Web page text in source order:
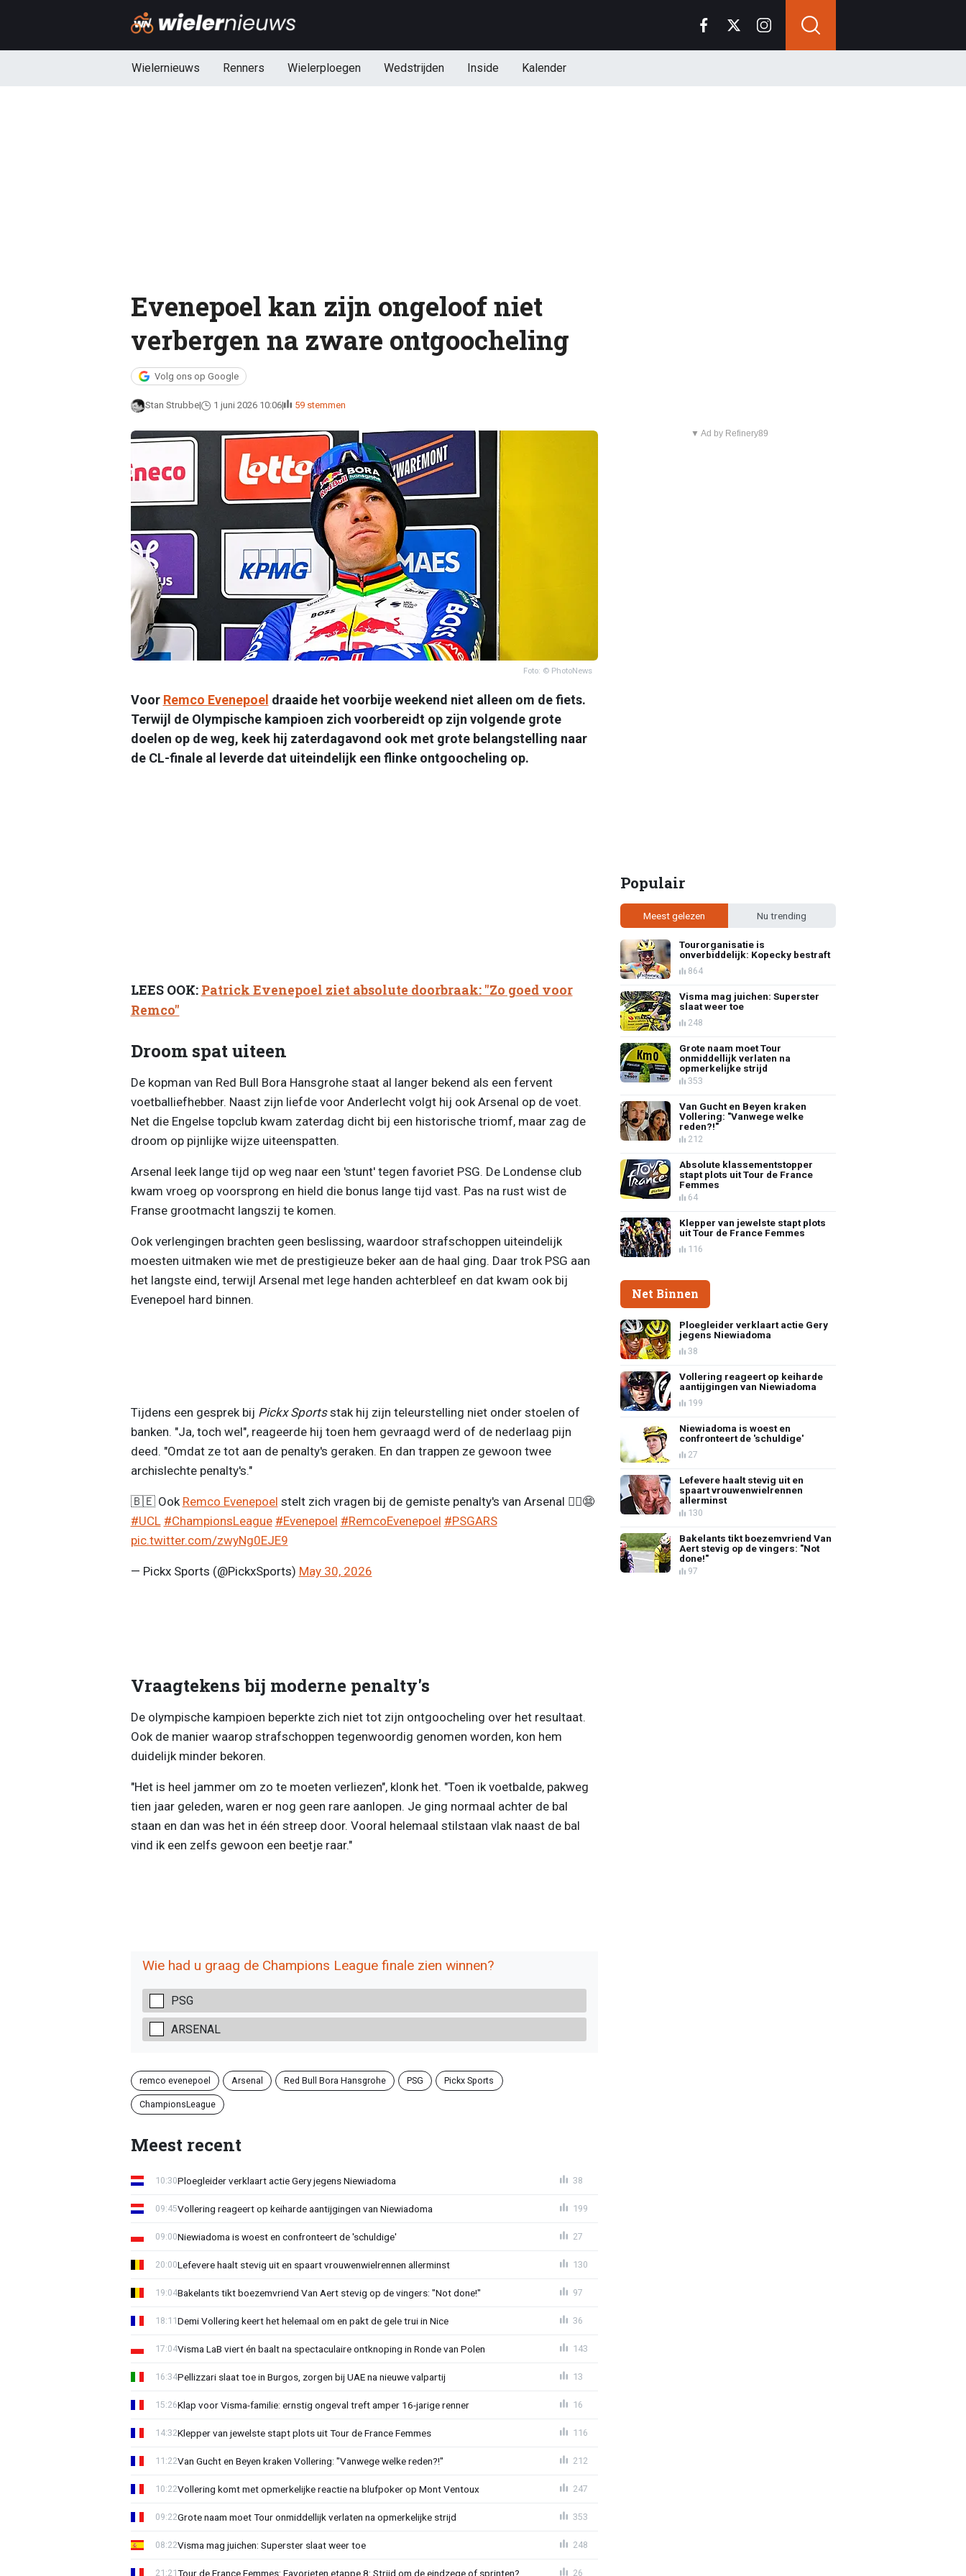
Wielernieuws Renners Wielerploegen Wedstrijden Inside Kalender
Evenepoel kan zijn ongeloof niet
verbergen na zware ontgoocheling
Volg ons op Google
Stan Strubbe 1 juni 2026 10:06 59 stemmen
Foto: © PhotoNews
Voor Remco Evenepoel draaide het voorbije weekend niet alleen om de fiets.
Terwijl de Olympische kampioen zich voorbereidt op zijn volgende grote
doelen op de weg, keek hij zaterdagavond ook met grote belangstelling naar
de CL-finale al leverde dat uiteindelijk een flinke ontgoocheling op.
LEES OOK: Patrick Evenepoel ziet absolute doorbraak: "Zo goed voor
Remco"
Droom spat uiteen
De kopman van Red Bull Bora Hansgrohe staat al langer bekend als een fervent
voetballiefhebber. Naast zijn liefde voor Anderlecht volgt hij ook Arsenal op de voet.
Net die Engelse topclub kwam zaterdag dicht bij een historische triomf, maar zag de
droom op pijnlijke wijze uiteenspatten.
Arsenal leek lange tijd op weg naar een 'stunt' tegen favoriet PSG. De Londense club
kwam vroeg op voorsprong en hield die bonus lange tijd vast. Pas na rust wist de
Franse grootmacht langszij te komen.
Ook verlengingen brachten geen beslissing, waardoor strafschoppen uiteindelijk
moesten uitmaken wie met de prestigieuze beker aan de haal ging. Daar trok PSG aan
het langste eind, terwijl Arsenal met lege handen achterbleef en dat kwam ook bij
Evenepoel hard binnen.
Tijdens een gesprek bij Pickx Sportsstak hij zijn teleurstelling niet onder stoelen of
banken. "Ja, toch wel", reageerde hij toen hem gevraagd werd of de nederlaag pijn
deed. "Omdat ze tot aan de penalty's geraken. En dan trappen ze gewoon twee
archislechte penalty's."
🇧🇪 Ook Remco Evenepoel stelt zich vragen bij de gemiste penalty's van Arsenal 🤦‍♂️😨
#UCL #ChampionsLeague #Evenepoel #RemcoEvenepoel #PSGARS
pic.twitter.com/zwyNg0EJE9
— Pickx Sports (@PickxSports) May 30, 2026
Vraagtekens bij moderne penalty's
De olympische kampioen beperkte zich niet tot zijn ontgoocheling over het resultaat.
Ook de manier waarop strafschoppen tegenwoordig genomen worden, kon hem
duidelijk minder bekoren.
"Het is heel jammer om zo te moeten verliezen", klonk het. "Toen ik voetbalde, pakweg
tien jaar geleden, waren er nog geen rare aanlopen. Je ging normaal achter de bal
staan en dan was het in één streep door. Vooral helemaal stilstaan vlak naast de bal
vind ik een zelfs gewoon een beetje raar."
Wie had u graag de Champions League finale zien winnen?
PSG
ARSENAL
remco evenepoel Arsenal Red Bull Bora Hansgrohe PSG Pickx Sports
ChampionsLeague
Meest recent
Ploegleider verklaart actie Gery jegens Niewiadoma
10:30 38
Vollering reageert op keiharde aantijgingen van Niewiadoma
09:45 199
Niewiadoma is woest en confronteert de 'schuldige'
09:00 27
Lefevere haalt stevig uit en spaart vrouwenwielrennen allerminst
20:00 130
Bakelants tikt boezemvriend Van Aert stevig op de vingers: "Not done!"
19:04 97
Demi Vollering keert het helemaal om en pakt de gele trui in Nice
18:11 36
Visma LaB viert én baalt na spectaculaire ontknoping in Ronde van Polen
17:04 143
Pellizzari slaat toe in Burgos, zorgen bij UAE na nieuwe valpartij
16:34 13
Klap voor Visma-familie: ernstig ongeval treft amper 16-jarige renner
15:26 16
Klepper van jewelste stapt plots uit Tour de France Femmes
14:32 116
Van Gucht en Beyen kraken Vollering: "Vanwege welke reden?!"
11:22 212
Vollering komt met opmerkelijke reactie na blufpoker op Mont Ventoux
10:22 247
Grote naam moet Tour onmiddellijk verlaten na opmerkelijke strijd
09:22 353
Visma mag juichen: Superster slaat weer toe
08:22 248
Tour de France Femmes: Favorieten etappe 8: Strijd om de eindzege of sprinten?
21:21 26
▼ Ad by Refinery89
Populair
Meest gelezen Nu trending
Tourorganisatie is
onverbiddelijk: Kopecky bestraft
864
Visma mag juichen: Superster
slaat weer toe
248
Grote naam moet Tour
onmiddellijk verlaten na
opmerkelijke strijd
353
Van Gucht en Beyen kraken
Vollering: "Vanwege welke
reden?!"
212
Absolute klassementstopper
stapt plots uit Tour de France
Femmes
64
Klepper van jewelste stapt plots
uit Tour de France Femmes
116
Net Binnen
Ploegleider verklaart actie Gery
jegens Niewiadoma
38
Vollering reageert op keiharde
aantijgingen van Niewiadoma
199
Niewiadoma is woest en
confronteert de 'schuldige'
27
Lefevere haalt stevig uit en
spaart vrouwenwielrennen
allerminst
130
Bakelants tikt boezemvriend Van
Aert stevig op de vingers: "Not
done!"
97